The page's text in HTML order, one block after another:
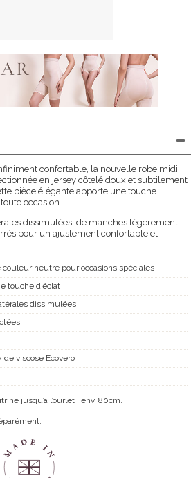
confortable, la nouvelle robe midi
en jersey côtelé doux et subtilement
pièce élégante apporte une touche
occasion.
dissimulées, de manches légèrement
pour un ajustement confortable et
neutre pour occasions spéciales
touche d’éclat
dissimulées
viscose Ecovero
jusqu’à l’ourlet : env. 80cm.